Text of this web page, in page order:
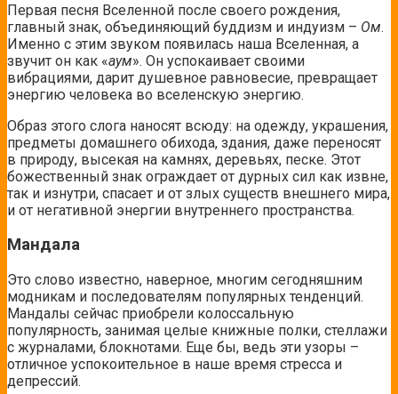
Первая песня Вселенной после своего рождения,
главный знак, объединяющий буддизм и индуизм – Ом.
Именно с этим звуком появилась наша Вселенная, а
звучит он как «аум». Он успокаивает своими
вибрациями, дарит душевное равновесие, превращает
энергию человека во вселенскую энергию.
Образ этого слога наносят всюду: на одежду, украшения,
предметы домашнего обихода, здания, даже переносят
в природу, высекая на камнях, деревьях, песке. Этот
божественный знак ограждает от дурных сил как извне,
так и изнутри, спасает и от злых существ внешнего мира,
и от негативной энергии внутреннего пространства.
Мандала
Это слово известно, наверное, многим сегодняшним
модникам и последователям популярных тенденций.
Мандалы сейчас приобрели колоссальную
популярность, занимая целые книжные полки, стеллажи
с журналами, блокнотами. Еще бы, ведь эти узоры –
отличное успокоительное в наше время стресса и
депрессий.